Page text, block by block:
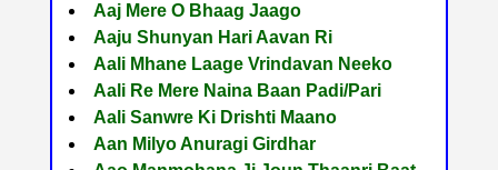
Aaj Mere O Bhaag Jaago
Aaju Shunyan Hari Aavan Ri
Aali Mhane Laage Vrindavan Neeko
Aali Re Mere Naina Baan Padi/Pari
Aali Sanwre Ki Drishti Maano
Aan Milyo Anuragi Girdhar